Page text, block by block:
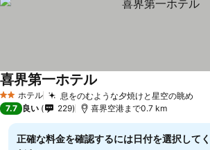
2 ホテルのランク
ホテル 息をのむような夕焼けと星空の眺め
喜界第一ホテル
7.7 良い 229 喜界空港まで0.7 km
正確な料金を確認するには日付を選択してく